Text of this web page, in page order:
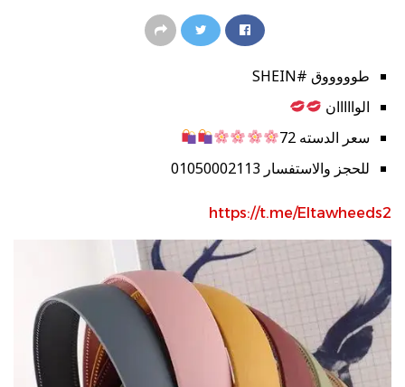
طوووووق #SHEIN
الوااااان
سعر الدسته 72
للحجز والاستفسار 01050002113
https://t.me/Eltawheeds2